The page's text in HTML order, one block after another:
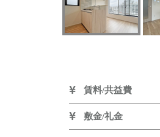
賃料/共益費
敷金/礼金